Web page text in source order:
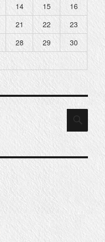
14 15
16
21 22
23
28 29
30